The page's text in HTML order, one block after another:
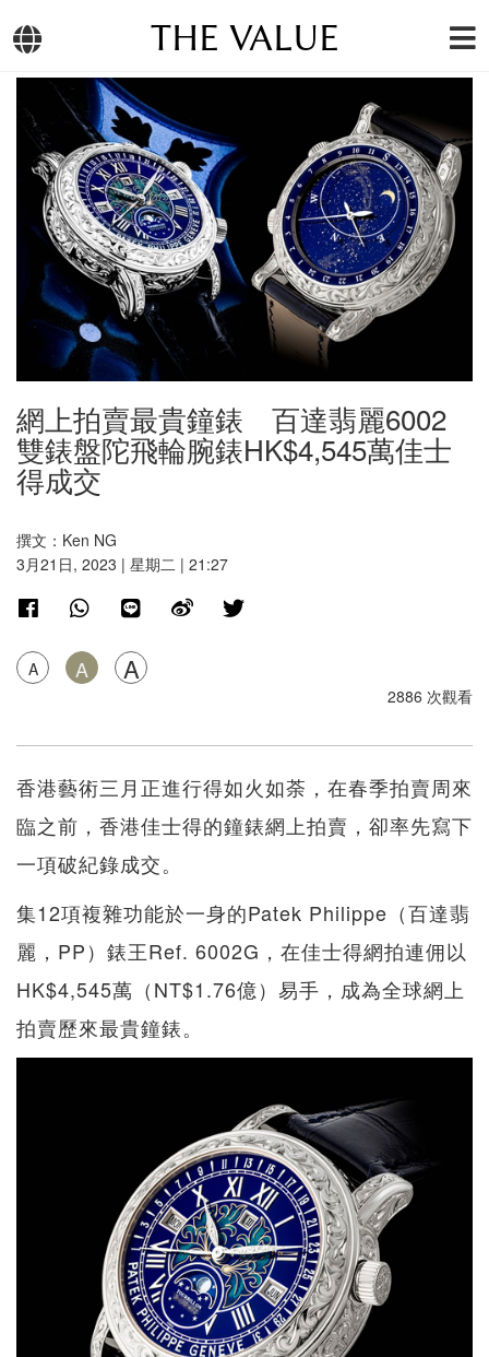
THE VALUE
網上拍賣最貴鐘錶 百達翡麗6002
雙錶盤陀飛輪腕錶HK$4,545萬佳士
得成交
撰文：Ken NG
3月21日, 2023 | 星期二 | 21:27
A A A
2886 次觀看
香港藝術三月正進行得如火如荼，在春季拍賣周來
臨之前，香港佳士得的鐘錶網上拍賣，卻率先寫下
一項破紀錄成交。
集12項複雜功能於一身的Patek Philippe（百達翡
麗，PP）錶王Ref. 6002G，在佳士得網拍連佣以
HK$4,545萬（NT$1.76億）易手，成為全球網上
拍賣歷來最貴鐘錶。